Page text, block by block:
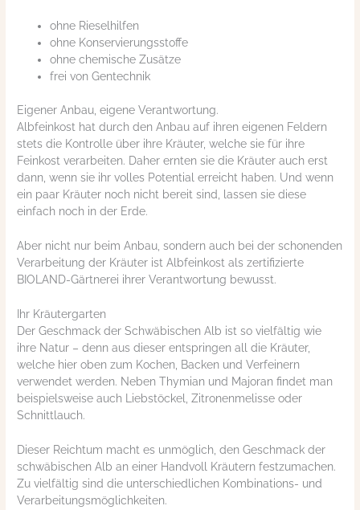
ohne Rieselhilfen
ohne Konservierungsstoffe
ohne chemische Zusätze
frei von Gentechnik
Eigener Anbau, eigene Verantwortung.
Albfeinkost hat durch den Anbau auf ihren eigenen Feldern
stets die Kontrolle über ihre Kräuter, welche sie für ihre
Feinkost verarbeiten. Daher ernten sie die Kräuter auch erst
dann, wenn sie ihr volles Potential erreicht haben. Und wenn
ein paar Kräuter noch nicht bereit sind, lassen sie diese
einfach noch in der Erde.
Aber nicht nur beim Anbau, sondern auch bei der schonenden
Verarbeitung der Kräuter ist Albfeinkost als zertifizierte
BIOLAND-Gärtnerei ihrer Verantwortung bewusst.
Ihr Kräutergarten
Der Geschmack der Schwäbischen Alb ist so vielfältig wie
ihre Natur – denn aus dieser entspringen all die Kräuter,
welche hier oben zum Kochen, Backen und Verfeinern
verwendet werden. Neben Thymian und Majoran findet man
beispielsweise auch Liebstöckel, Zitronenmelisse oder
Schnittlauch.
Dieser Reichtum macht es unmöglich, den Geschmack der
schwäbischen Alb an einer Handvoll Kräutern festzumachen.
Zu vielfältig sind die unterschiedlichen Kombinations- und
Verarbeitungsmöglichkeiten.